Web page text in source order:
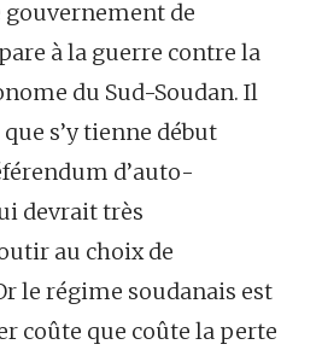
gouvernement de
à la guerre contre la
du Sud-Soudan. Il
s’y tienne début
d’auto-
devrait très
au choix de
le régime soudanais est
coûte que coûte la perte